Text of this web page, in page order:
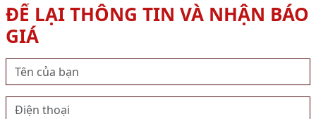
ĐỂ LẠI THÔNG TIN VÀ NHẬN BÁO
GIÁ